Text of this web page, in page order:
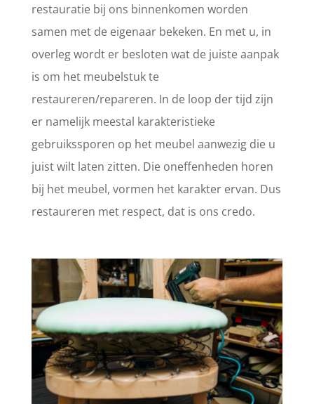
restauratie bij ons binnenkomen worden
samen met de eigenaar bekeken. En met u, in
overleg wordt er besloten wat de juiste aanpak
is om het meubelstuk te
restaureren/repareren. In de loop der tijd zijn
er namelijk meestal karakteristieke
gebruikssporen op het meubel aanwezig die u
juist wilt laten zitten. Die oneffenheden horen
bij het meubel, vormen het karakter ervan. Dus
restaureren met respect, dat is ons credo.